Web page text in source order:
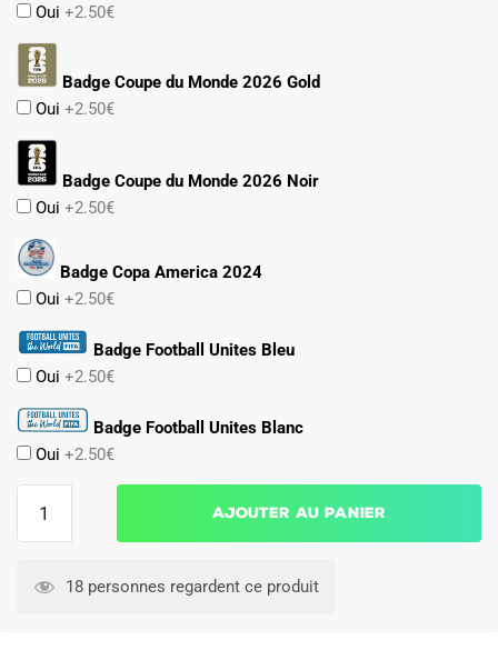
Oui +2.50€
Badge Coupe du Monde 2026 Gold
Oui +2.50€
Badge Coupe du Monde 2026 Noir
Oui +2.50€
Badge Copa America 2024
Oui +2.50€
Badge Football Unites Bleu
Oui +2.50€
Badge Football Unites Blanc
Oui +2.50€
Bresil
Ajouter au panier
18 personnes regardent ce produit